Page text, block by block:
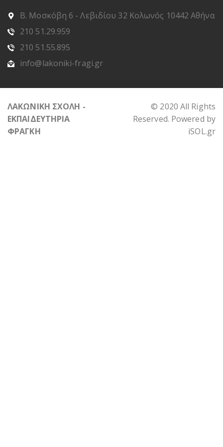
Β. Μοσκόβη 6 - Λεβιδίου 32 Κολωνός 10442 Αθήνα
210 51.29.959
210 51.55.895
info@lakoniki-fragi.gr
ΛΑΚΩΝΙΚΗ ΣΧΟΛΗ -
ΕΚΠΑΙΔΕΥΤΗΡΙΑ
ΦΡΑΓΚΗ
© 2020 All Rights
Reserved. Powered by
iSOL.gr